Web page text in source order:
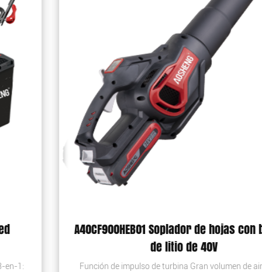
A40CF900HEB01 Soplador de hojas con batería
de litio de 40V
Función de impulso de turbina Gran volumen de aire Inicio